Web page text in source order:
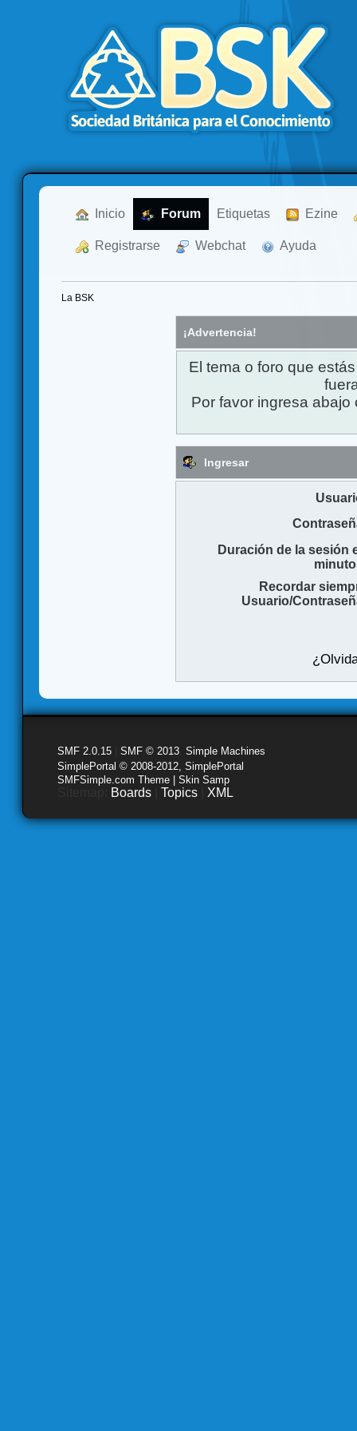
Inicio Forum Etiquetas Ezine
Registrarse Webchat Ayuda
La BSK
¡Advertencia!
El tema o foro que
Por favor ingresa
Ingresar
Duración de la sesión
Recordar
Usuario/
SMF 2.0.15 SMF © 2013 Simple Machines
SimplePortal © 2008-2012, SimplePortal
SMFSimple.com Theme | Skin Samp
Boards Topics XML